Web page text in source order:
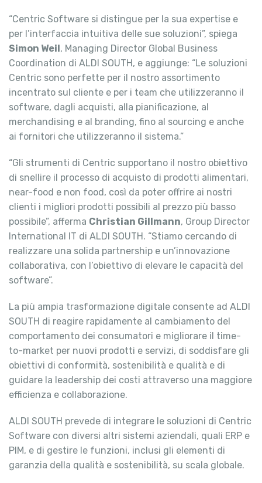
“Centric Software si distingue per la sua expertise e
per l’interfaccia intuitiva delle sue soluzioni”, spiega
Simon Weil, Managing Director Global Business
Coordination di ALDI SOUTH, e aggiunge: “Le soluzioni
Centric sono perfette per il nostro assortimento
incentrato sul cliente e per i team che utilizzeranno il
software, dagli acquisti, alla pianificazione, al
merchandising e al branding, fino al sourcing e anche
ai fornitori che utilizzeranno il sistema.”
“Gli strumenti di Centric supportano il nostro obiettivo
di snellire il processo di acquisto di prodotti alimentari,
near-food e non food, così da poter offrire ai nostri
clienti i migliori prodotti possibili al prezzo più basso
possibile”, afferma Christian Gillmann, Group Director
International IT di ALDI SOUTH. “Stiamo cercando di
realizzare una solida partnership e un’innovazione
collaborativa, con l’obiettivo di elevare le capacità del
software”.
La più ampia trasformazione digitale consente ad ALDI
SOUTH di reagire rapidamente al cambiamento del
comportamento dei consumatori e migliorare il time-
to-market per nuovi prodotti e servizi, di soddisfare gli
obiettivi di conformità, sostenibilità e qualità e di
guidare la leadership dei costi attraverso una maggiore
efficienza e collaborazione.
ALDI SOUTH prevede di integrare le soluzioni di Centric
Software con diversi altri sistemi aziendali, quali ERP e
PIM, e di gestire le funzioni, inclusi gli elementi di
garanzia della qualità e sostenibilità, su scala globale.